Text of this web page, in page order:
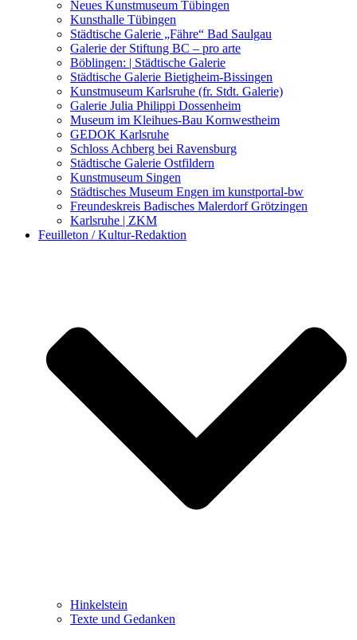
Kunstwettbewerbe, Ausschreibungen für Künstler
Neues Kunstmuseum Tübingen
Kunsthalle Tübingen
Städtische Galerie „Fähre“ Bad Saulgau
Galerie der Stiftung BC – pro arte
Böblingen: | Städtische Galerie
Städtische Galerie Bietigheim-Bissingen
Kunstmuseum Karlsruhe (fr. Stdt. Galerie)
Galerie Julia Philippi Dossenheim
Museum im Kleihues-Bau Kornwestheim
GEDOK Karlsruhe
Schloss Achberg bei Ravensburg
Städtische Galerie Ostfildern
Kunstmuseum Singen
Städtisches Museum Engen im kunstportal-bw
Freundeskreis Badisches Malerdorf Grötzingen
Karlsruhe | ZKM
Feuilleton / Kultur-Redaktion
Hinkelstein
Texte und Gedanken